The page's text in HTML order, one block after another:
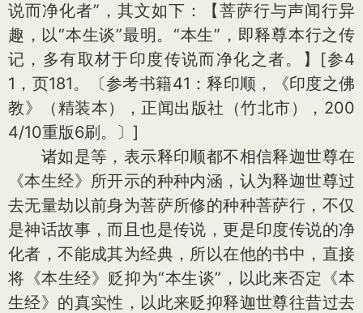
说而净化者”，其文如下：【菩萨行与声闻行异
趣，以“本生谈”最明。“本生”，即释尊本行之传
记，多有取材于印度传说而净化之者。】[参4
1，页181。〔参考书籍41：释印顺，《印度之佛
教》（精装本），正闻出版社（竹北市），200
4/10重版6刷。〕]
诸如是等，表示释印顺都不相信释迦世尊在
《本生经》所开示的种种内涵，认为释迦世尊过
去无量劫以前身为菩萨所修的种种菩萨行，不仅
是神话故事，而且也是传说，更是印度传说的净
化者，不能成其为经典，所以在他的书中，直接
将《本生经》贬抑为“本生谈”，以此来否定《本
生经》的真实性，以此来贬抑释迦世尊往昔过去